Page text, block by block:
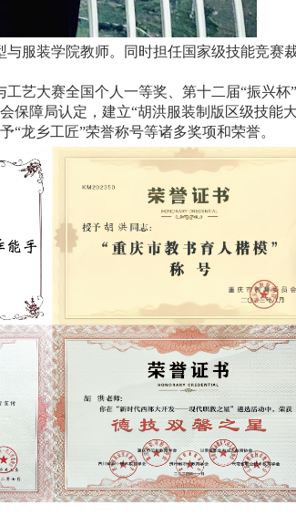
服装学院教师。同时担任国家级技能竞赛
艺大赛全国个人一等奖、第十二届“振兴
障局认定，建立“胡洪服装制版区级技能
龙乡工匠”荣誉称号等诸多奖项和荣誉。